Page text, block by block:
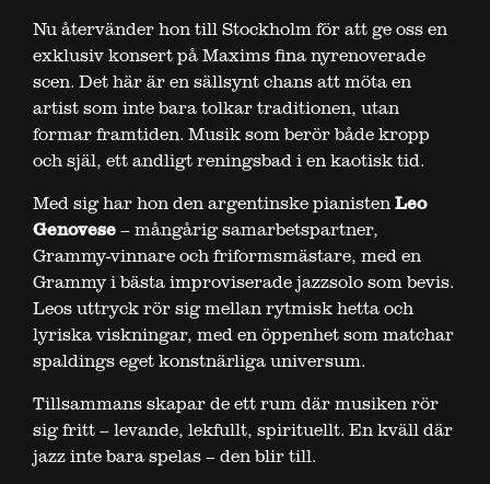
Nu återvänder hon till Stockholm för att ge oss en
exklusiv konsert på Maxims fina nyrenoverade
scen. Det här är en sällsynt chans att möta en
artist som inte bara tolkar traditionen, utan
formar framtiden. Musik som berör både kropp
och själ, ett andligt reningsbad i en kaotisk tid.
Med sig har hon den argentinske pianistenLeo
Genovese– mångårig samarbetspartner,
Grammy-vinnare och friformsmästare, med en
Grammy i bästa improviserade jazzsolo som bevis.
Leos uttryck rör sig mellan rytmisk hetta och
lyriska viskningar, med en öppenhet som matchar
spaldings eget konstnärliga universum.
Tillsammans skapar de ett rum där musiken rör
sig fritt – levande, lekfullt, spirituellt. En kväll där
jazz inte bara spelas – den blir till.